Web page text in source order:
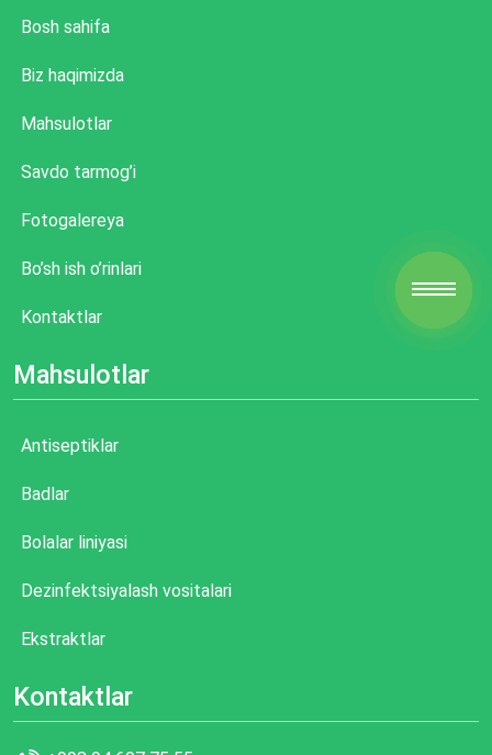
Bosh sahifa
Biz haqimizda
Mahsulotlar
Savdo tarmog’i
Fotogalereya
Bo’sh ish o’rinlari
Kontaktlar
Mahsulotlar
Antiseptiklar
Badlar
Bolalar liniyasi
Dezinfektsiyalash vositalari
Ekstraktlar
Kontaktlar